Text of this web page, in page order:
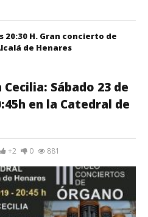
20:30 H. Gran concierto de
de Henares
Sábado 23 de
en la Catedral de
+2 0 881